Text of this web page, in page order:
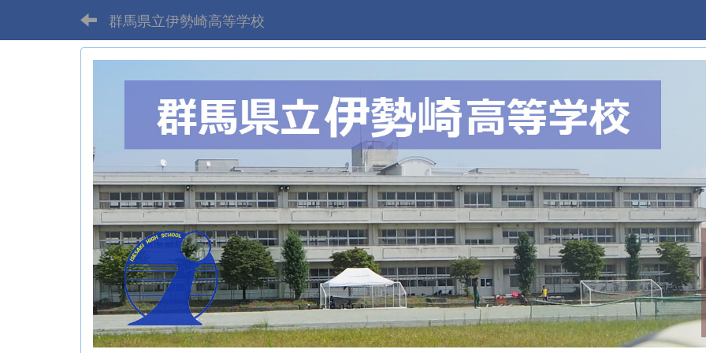
群馬県立伊勢崎高等学校